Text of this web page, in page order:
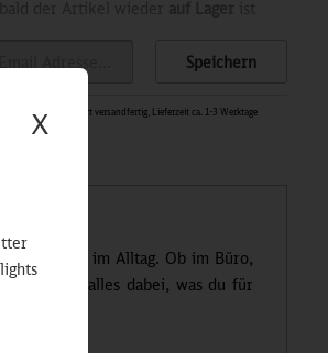
Speichern
32501465 Sofort versandfertig, Lieferzeit ca. 1-3 Werktage
Begleiter im Alltag. Ob im Büro,
jederzeit alles dabei, was du für
X